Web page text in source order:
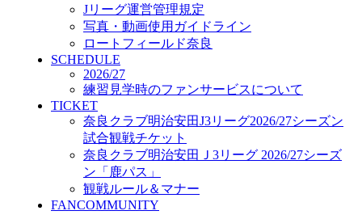
ACADEMY
アカデミーについて
プロジェクト
コーチ&スタッフ
ジュニア
ジュニアユース
ユース
練習拠点（ナラディーア）
SCHOOL
CLUB
2026/27 パートナー企業
パートナー募集
クラブ理念
Jリーグ運営管理規定
写真・動画使用ガイドライン
ロートフィールド奈良
SCHEDULE
2026/27
練習見学時のファンサービスについて
TICKET
奈良クラブ明治安田J3リーグ2026/27シーズン
試合観戦チケット
奈良クラブ明治安田Ｊ3リーグ 2026/27シーズ
ン「鹿パス」
観戦ルール＆マナー
FANCOMMUNITY